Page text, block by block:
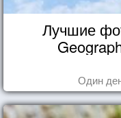
Лучшие
Один